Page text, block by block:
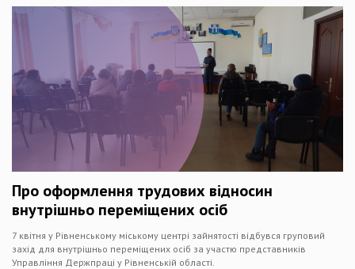
Про оформлення трудових відносин
внутрішньо переміщених осіб
7 квітня у Рівненському міському центрі зайнятості відбувся груповий
захід для внутрішньо переміщених осіб за участю представників
Управління Держпраці у Рівненській області.